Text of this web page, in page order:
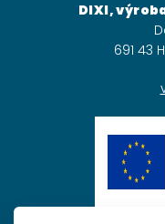
DIXI,
691 43